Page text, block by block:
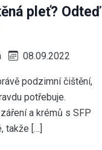
pleť? Odteď
08.09.2022
podzimní čištění,
potřebuje.
a krémů s SFP
takže […]